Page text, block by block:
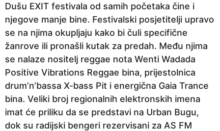
Dušu EXIT festivala od samih početaka čine i
njegove manje bine. Festivalski posjetitelji upravo
se na njima okupljaju kako bi čuli specifične
žanrove ili pronašli kutak za predah. Među njima
se nalaze nositelj reggae nota Wenti Wadada
Positive Vibrations Reggae bina, prijestolnica
drum’n’bassa X-bass Pit i energična Gaia Trance
bina. Veliki broj regionalnih elektronskih imena
imat će priliku da se predstavi na Urban Bugu,
dok su radijski bengeri rezervisani za AS FM